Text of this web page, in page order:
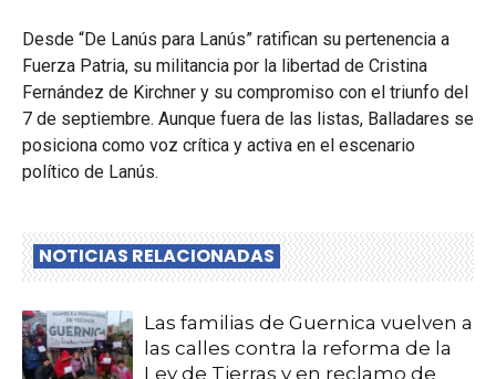
Desde “De Lanús para Lanús” ratifican su pertenencia a
Fuerza Patria, su militancia por la libertad de Cristina
Fernández de Kirchner y su compromiso con el triunfo del
7 de septiembre. Aunque fuera de las listas, Balladares se
posiciona como voz crítica y activa en el escenario
político de Lanús.
NOTICIAS RELACIONADAS
Las familias de Guernica vuelven a
las calles contra la reforma de la
Ley de Tierras y en reclamo de